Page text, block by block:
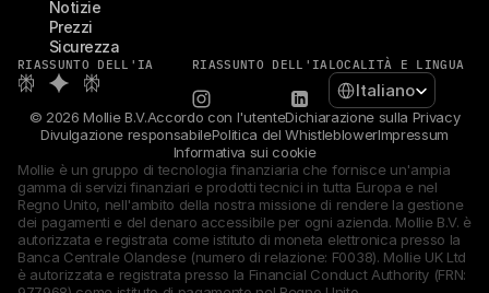
Notizie
Prezzi
Sicurezza
RIASSUNTO DELL'IA RIASSUNTO DELL'IALOCALITÀ E LINGUA
Select Language
Italiano
© 2026 Mollie B.V.Accordo con l'utenteDichiarazione sulla Privacy
Divulgazione responsabilePolitica del WhistleblowerImpressum
Informativa sui cookie
Mollie è un gruppo di tecnologia finanziaria che fornisce un'ampia
gamma di servizi finanziari e prodotti tecnici in tutta Europa e nel
Regno Unito, nell'ambito della nostra missione di rendere la gestione
dei pagamenti e del denaro accessibile per ogni azienda. Mollie B.V. è
autorizzata e registrata come istituto di moneta elettronica presso la
Banca Centrale Olandese (numero di relazione: F0038). Mollie UK Ltd
è autorizzata e registrata presso la Financial Conduct Authority (FRN: